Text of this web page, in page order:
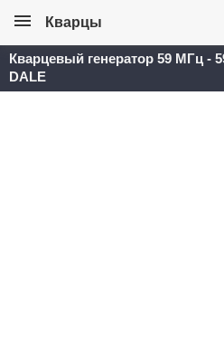
Кварцы
Кварцевый генератор 59 МГц -
DALE